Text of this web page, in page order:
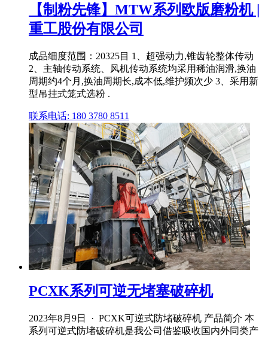
【制粉先锋】MTW系列欧版磨粉机 |
重工股份有限公司
成品细度范围：20325目 1、超强动力,锥齿轮整体传动
2、主轴传动系统、风机传动系统均采用稀油润滑,换油
周期约4个月,换油周期长,成本低,维护频次少 3、采用新
型吊挂式笼式选粉 .
联系电话: 180 3780 8511
PCXK系列可逆无堵塞破碎机
2023年8月9日 · PCXK可逆式防堵破碎机 产品简介 本
系列可逆式防堵破碎机是我公司借鉴吸收国内外同类产